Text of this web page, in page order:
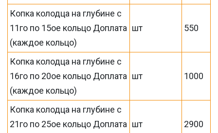
Копка колодца на глубине с
11го по 15ое кольцо Доплата
(каждое кольцо)
шт 550
Копка колодца на глубине с
16го по 20ое кольцо Доплата
(каждое кольцо)
шт 1000
Копка колодца на глубине с
21го по 25ое кольцо Доплата шт 2900